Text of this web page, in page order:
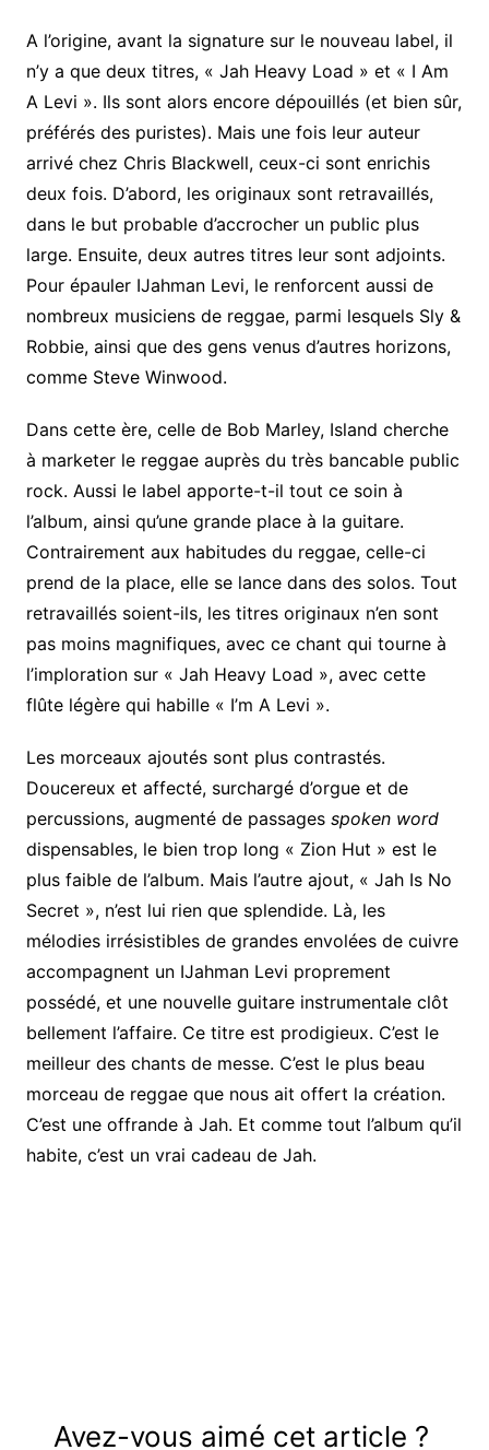
A l’origine, avant la signature sur le nouveau label, il
n’y a que deux titres, « Jah Heavy Load » et « I Am
A Levi ». Ils sont alors encore dépouillés (et bien sûr,
préférés des puristes). Mais une fois leur auteur
arrivé chez Chris Blackwell, ceux-ci sont enrichis
deux fois. D’abord, les originaux sont retravaillés,
dans le but probable d’accrocher un public plus
large. Ensuite, deux autres titres leur sont adjoints.
Pour épauler IJahman Levi, le renforcent aussi de
nombreux musiciens de reggae, parmi lesquels Sly &
Robbie, ainsi que des gens venus d’autres horizons,
comme Steve Winwood.
Dans cette ère, celle de Bob Marley, Island cherche
à marketer le reggae auprès du très bancable public
rock. Aussi le label apporte-t-il tout ce soin à
l’album, ainsi qu’une grande place à la guitare.
Contrairement aux habitudes du reggae, celle-ci
prend de la place, elle se lance dans des solos. Tout
retravaillés soient-ils, les titres originaux n’en sont
pas moins magnifiques, avec ce chant qui tourne à
l’imploration sur « Jah Heavy Load », avec cette
flûte légère qui habille « I’m A Levi ».
Les morceaux ajoutés sont plus contrastés.
Doucereux et affecté, surchargé d’orgue et de
percussions, augmenté de passages spoken word
dispensables, le bien trop long « Zion Hut » est le
plus faible de l’album. Mais l’autre ajout, « Jah Is No
Secret », n’est lui rien que splendide. Là, les
mélodies irrésistibles de grandes envolées de cuivre
accompagnent un IJahman Levi proprement
possédé, et une nouvelle guitare instrumentale clôt
bellement l’affaire. Ce titre est prodigieux. C’est le
meilleur des chants de messe. C’est le plus beau
morceau de reggae que nous ait offert la création.
C’est une offrande à Jah. Et comme tout l’album qu’il
habite, c’est un vrai cadeau de Jah.
Avez-vous aimé cet article ?